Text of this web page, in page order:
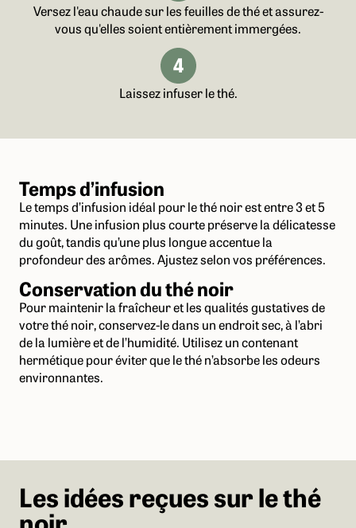
Versez l'eau chaude sur les feuilles de thé et assurez-
vous qu'elles soient entièrement immergées.
Laissez infuser le thé.
Temps d’infusion
Le temps d’infusion idéal pour le thé noir est entre 3 et 5
minutes. Une infusion plus courte préserve la délicatesse
du goût, tandis qu’une plus longue accentue la
profondeur des arômes. Ajustez selon vos préférences.
Conservation du thé noir
Pour maintenir la fraîcheur et les qualités gustatives de
votre thé noir, conservez-le dans un endroit sec, à l’abri
de la lumière et de l’humidité. Utilisez un contenant
hermétique pour éviter que le thé n’absorbe les odeurs
environnantes.
Les idées reçues sur le thé